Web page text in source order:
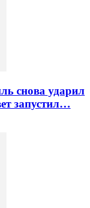
снова ударил
запустил…